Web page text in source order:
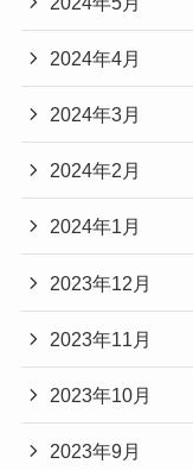
2024年4月
2024年3月
2024年2月
2024年1月
2023年12月
2023年11月
2023年10月
2023年9月